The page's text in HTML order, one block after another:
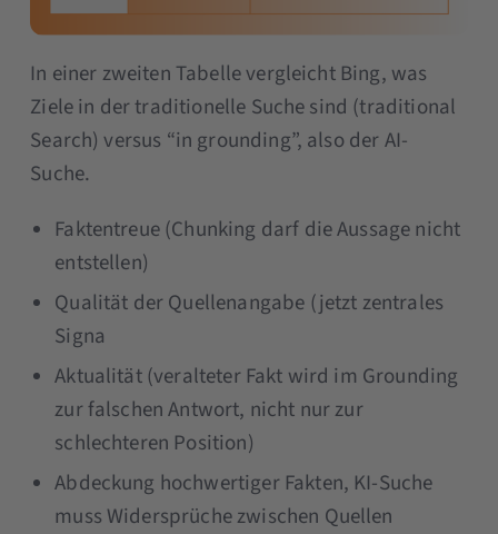
In einer zweiten Tabelle vergleicht Bing, was
Ziele in der traditionelle Suche sind (traditional
Search) versus “in grounding”, also der AI-
Suche.
Faktentreue (Chunking darf die Aussage nicht
entstellen)
Qualität der Quellenangabe (jetzt zentrales
Signa
Aktualität (veralteter Fakt wird im Grounding
zur falschen Antwort, nicht nur zur
schlechteren Position)
Abdeckung hochwertiger Fakten, KI-Suche
muss Widersprüche zwischen Quellen